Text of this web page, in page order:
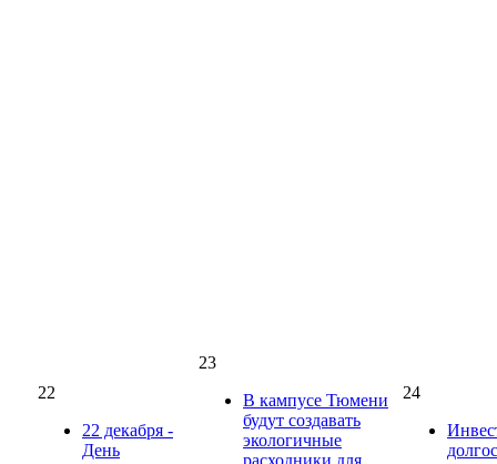
22
22 декабря -
День
23
В кампусе Тюмени
будут создавать
экологичные
24